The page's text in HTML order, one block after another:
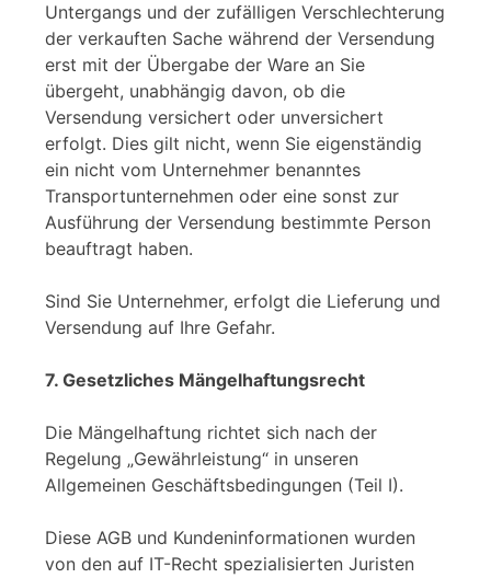
Untergangs und der zufälligen Verschlechterung
der verkauften Sache während der Versendung
erst mit der Übergabe der Ware an Sie
übergeht, unabhängig davon, ob die
Versendung versichert oder unversichert
erfolgt. Dies gilt nicht, wenn Sie eigenständig
ein nicht vom Unternehmer benanntes
Transportunternehmen oder eine sonst zur
Ausführung der Versendung bestimmte Person
beauftragt haben.
Sind Sie Unternehmer, erfolgt die Lieferung und
Versendung auf Ihre Gefahr.
7. Gesetzliches Mängelhaftungsrecht
Die Mängelhaftung richtet sich nach der
Regelung „Gewährleistung“ in unseren
Allgemeinen Geschäftsbedingungen (Teil I).
Diese AGB und Kundeninformationen wurden
von den auf IT-Recht spezialisierten Juristen